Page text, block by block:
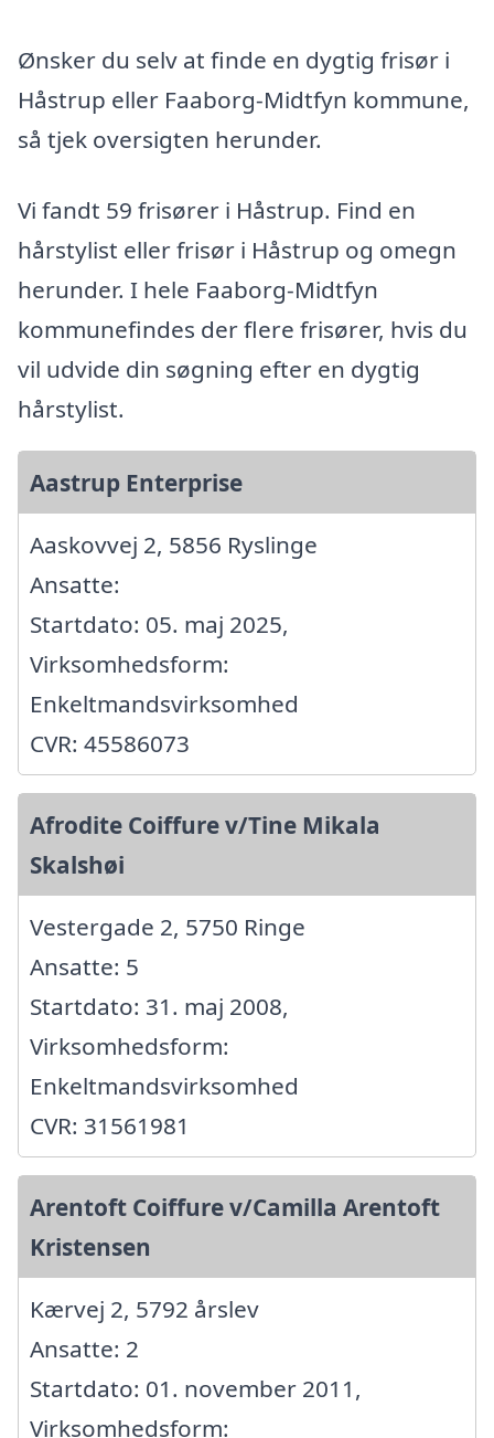
Ønsker du selv at finde en dygtig frisør i
Håstrup eller Faaborg-Midtfyn kommune,
så tjek oversigten herunder.
Vi fandt 59 frisører i Håstrup. Find en
hårstylist eller frisør i Håstrup og omegn
herunder. I hele Faaborg-Midtfyn
kommunefindes der flere frisører, hvis du
vil udvide din søgning efter en dygtig
hårstylist.
Aastrup Enterprise
Aaskovvej 2, 5856 Ryslinge
Ansatte:
Startdato: 05. maj 2025,
Virksomhedsform:
Enkeltmandsvirksomhed
CVR: 45586073
Afrodite Coiffure v/Tine Mikala
Skalshøi
Vestergade 2, 5750 Ringe
Ansatte: 5
Startdato: 31. maj 2008,
Virksomhedsform:
Enkeltmandsvirksomhed
CVR: 31561981
Arentoft Coiffure v/Camilla Arentoft
Kristensen
Kærvej 2, 5792 årslev
Ansatte: 2
Startdato: 01. november 2011,
Virksomhedsform: